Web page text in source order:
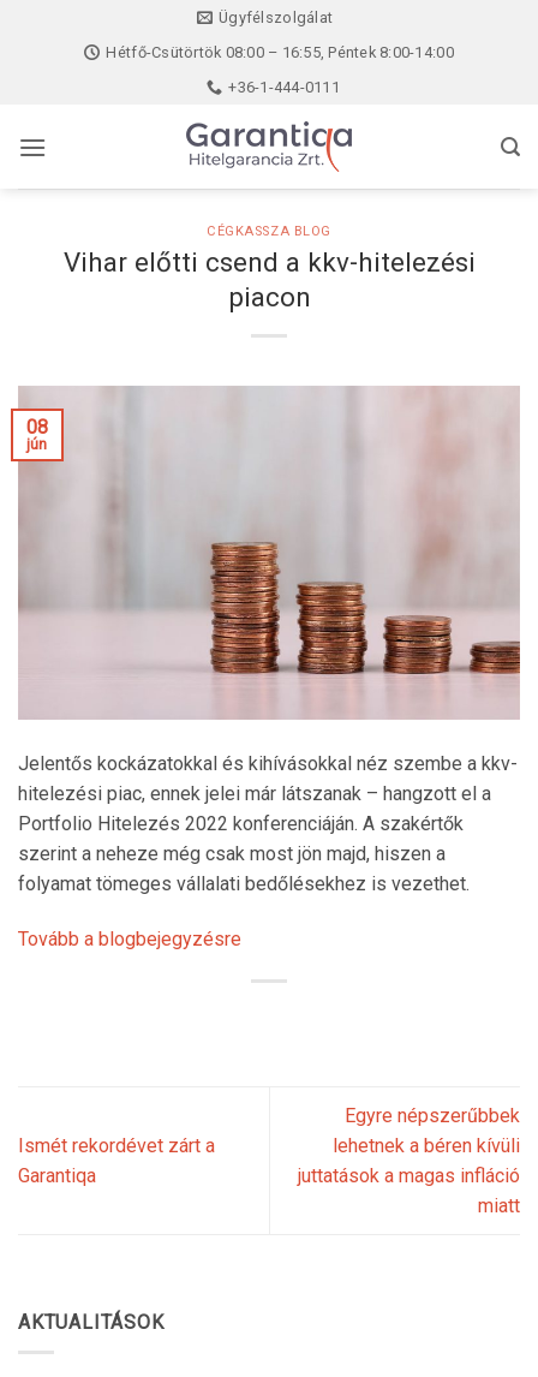
Ügyfélszolgálat
Hétfő-Csütörtök 08:00 – 16:55, Péntek 8:00-14:00
+36-1-444-0111
CÉGKASSZA BLOG
Vihar előtti csend a kkv-hitelezési
piacon
08
jún
Jelentős kockázatokkal és kihívásokkal néz szembe a kkv-
hitelezési piac, ennek jelei már látszanak – hangzott el a
Portfolio Hitelezés 2022 konferenciáján. A szakértők
szerint a neheze még csak most jön majd, hiszen a
folyamat tömeges vállalati bedőlésekhez is vezethet.
Tovább a blogbejegyzésre
Ismét rekordévet zárt a
Garantiqa
Egyre népszerűbbek
lehetnek a béren kívüli
juttatások a magas infláció
miatt
AKTUALITÁSOK